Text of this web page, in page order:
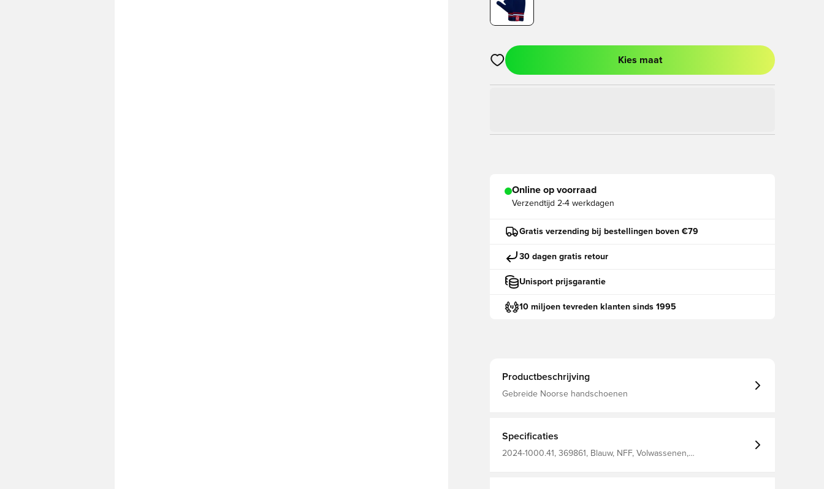
Opent een venster om in te loggen of je aan te melden als lid
Kies maat
Online op voorraad
Verzendtijd 2-4 werkdagen
Gratis verzending bij bestellingen boven €79
30 dagen gratis retour
Unisport prijsgarantie
10 miljoen tevreden klanten sinds 1995
Productbeschrijving
Gebreide Noorse handschoenen
Specificaties
2024-1000.41, 369861, Blauw, NFF, Volwassenen,